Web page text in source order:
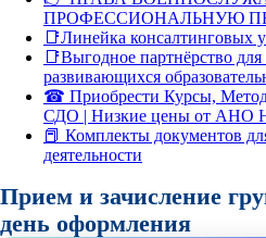
ПРОФЕССИОНАЛЬНУЮ
📑Линейка консалтинговых
📑Выгодное партнёрство
развивающихся
☎ Приобрести Курсы,
СДО | Низкие цены от
📕 Комплекты документов
деятельности
Прием и зачисление
день оформления